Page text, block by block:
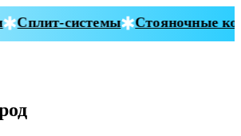
Сплит-системы Стояночные